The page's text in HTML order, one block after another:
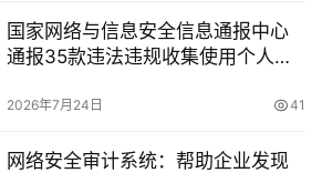
国家网络与信息安全信息通报中心
通报35款违法违规收集使用个人信
2026年7月24日 41
网络安全审计系统：帮助企业发现